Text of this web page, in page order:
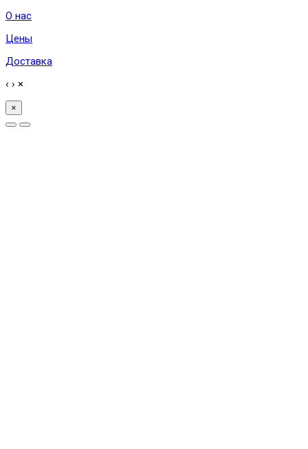
О нас
Цены
Доставка
‹ › ×
×